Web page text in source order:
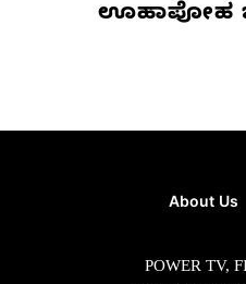
ಊಹಾಪೋಹ
About Us
POWER TV,